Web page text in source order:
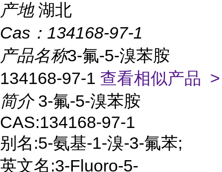
产地 湖北
Cas： 134168-97-1
产品名称3-氟-5-溴苯胺
134168-97-1 查看相似产品 >
简介 3-氟-5-溴苯胺
CAS:134168-97-1
别名:5-氨基-1-溴-3-氟苯;
英文名:3-Fluoro-5-